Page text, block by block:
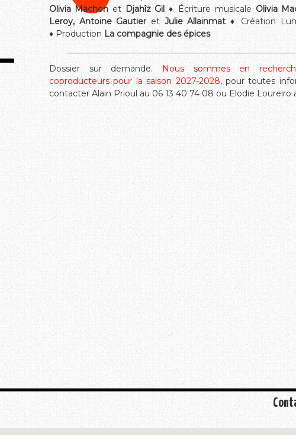
Olivia Machonet Djahîz Gil ♦ Écriture musicale Olivia
Leroy, Antoine Gautier etJulie Allainmat ♦ Création
♦ Production La compagnie des épices
Dossier sur demande. Nous sommes en
coproducteurs pour la saison 2027-2028, pour toutes
contacter Alain Prioul au 06 13 40 74 08 ou Elodie Loureiro